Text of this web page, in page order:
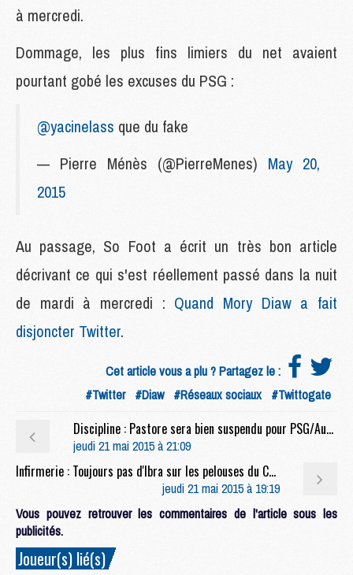
à mercredi.
Dommage, les plus fins limiers du net avaient
pourtant gobé les excuses du PSG :
@yacinelass que du fake
— Pierre Ménès (@PierreMenes) May 20,
2015
Au passage, So Foot a écrit un très bon article
décrivant ce qui s'est réellement passé dans la nuit
de mardi à mercredi : Quand Mory Diaw a fait
disjoncter Twitter.
Cet article vous a plu ? Partagez le :
#Twitter #Diaw #Réseaux sociaux #Twittogate
Discipline : Pastore sera bien suspendu pour PSG/Auxerre
jeudi 21 mai 2015 à 21:09
Infirmerie : Toujours pas d'Ibra sur les pelouses du Camp des Loges
jeudi 21 mai 2015 à 19:19
Vous pouvez retrouver les commentaires de l'article sous les
publicités.
Joueur(s) lié(s)